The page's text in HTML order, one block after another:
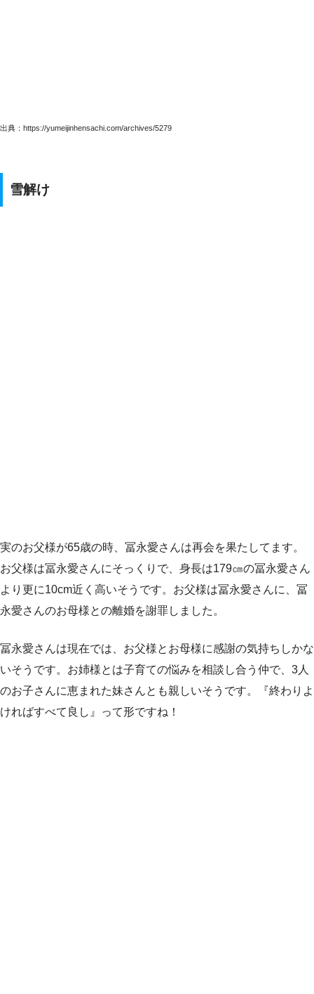
出典：https://yumeijinhensachi.com/archives/5279
雪解け
実のお父様が65歳の時、冨永愛さんは再会を果たしてます。
お父様は冨永愛さんにそっくりで、身長は179㎝の冨永愛さん
より更に10cm近く高いそうです。お父様は冨永愛さんに、冨
永愛さんのお母様との離婚を謝罪しました。
冨永愛さんは現在では、お父様とお母様に感謝の気持ちしかな
いそうです。お姉様とは子育ての悩みを相談し合う仲で、3人
のお子さんに恵まれた妹さんとも親しいそうです。『終わりよ
ければすべて良し』って形ですね！